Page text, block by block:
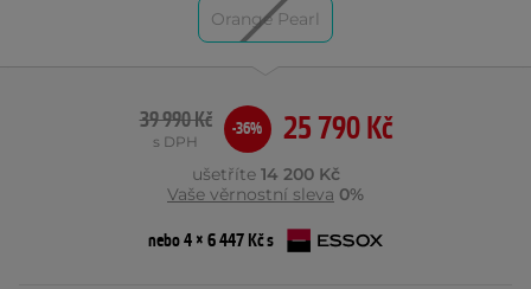
Orange Pearl
25 790 Kč
39 990 Kč
s DPH
-36%
ušetříte 14 200 Kč
Vaše věrnostní sleva 0%
nebo 4 × 6 447 Kč s